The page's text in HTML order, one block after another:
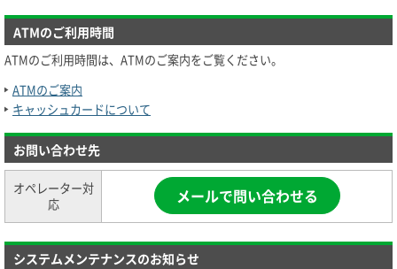
ATMのご利用時間
ATMのご利用時間は、ATMのご案内をご覧ください。
ATMのご案内
キャッシュカードについて
お問い合わせ先
オペレーター対
応
メールで問い合わせる
システムメンテナンスのお知らせ